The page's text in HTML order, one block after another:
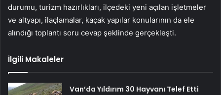
durumu, turizm hazırlıkları, ilçedeki yeni açılan işletmeler
ve altyapı, ilaçlamalar, kaçak yapılar konularının da ele
alındığı toplantı soru cevap şeklinde gerçekleşti.
İlgili Makaleler
Van’da Yıldırım 30 Hayvanı Telef Etti